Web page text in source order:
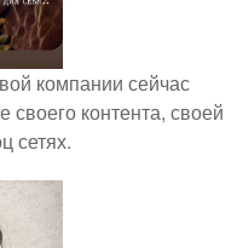
компании сейчас
своего контента, своей
сетях.